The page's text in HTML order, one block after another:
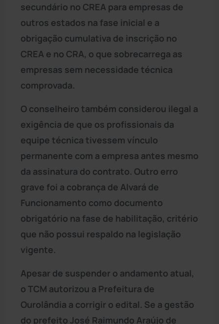
secundário no CREA para empresas de
outros estados na fase inicial e a
obrigação cumulativa de inscrição no
CREA e no CRA, o que sobrecarrega as
empresas sem necessidade técnica
comprovada.
O conselheiro também considerou ilegal a
exigência de que os profissionais da
equipe técnica tivessem vínculo
permanente com a empresa antes mesmo
da assinatura do contrato. Outro erro
grave foi a cobrança de Alvará de
Funcionamento como documento
obrigatório na fase de habilitação, critério
que não possui respaldo na legislação
vigente.
Apesar de suspender o andamento atual,
o TCM autorizou a Prefeitura de
Ourolândia a corrigir o edital. Se a gestão
do prefeito José Raimundo Araújo de